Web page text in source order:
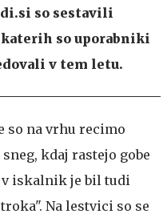
so sestavili
so uporabniki
v tem letu.
so na vrhu recimo
kdaj rastejo gobe
iskalnik je bil tudi
Na lestvici so se